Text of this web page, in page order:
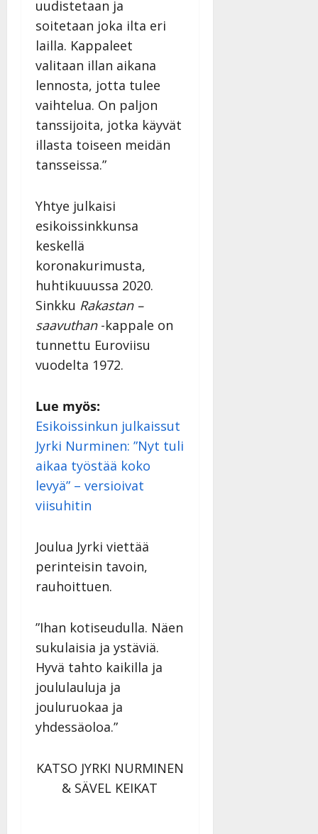
uudistetaan ja
soitetaan joka ilta eri
lailla. Kappaleet
valitaan illan aikana
lennosta, jotta tulee
vaihtelua. On paljon
tanssijoita, jotka käyvät
illasta toiseen meidän
tansseissa.”
Yhtye julkaisi
esikoissinkkunsa
keskellä
koronakurimusta,
huhtikuuussa 2020.
Sinkku Rakastan –
saavuthan-kappale on
tunnettu Euroviisu
vuodelta 1972.
Lue myös:
Esikoissinkun julkaissut
Jyrki Nurminen: ”Nyt tuli
aikaa työstää koko
levyä” – versioivat
viisuhitin
Joulua Jyrki viettää
perinteisin tavoin,
rauhoittuen.
”Ihan kotiseudulla. Näen
sukulaisia ja ystäviä.
Hyvä tahto kaikilla ja
joululauluja ja
jouluruokaa ja
yhdessäoloa.”
KATSO JYRKI NURMINEN
& SÄVEL KEIKAT